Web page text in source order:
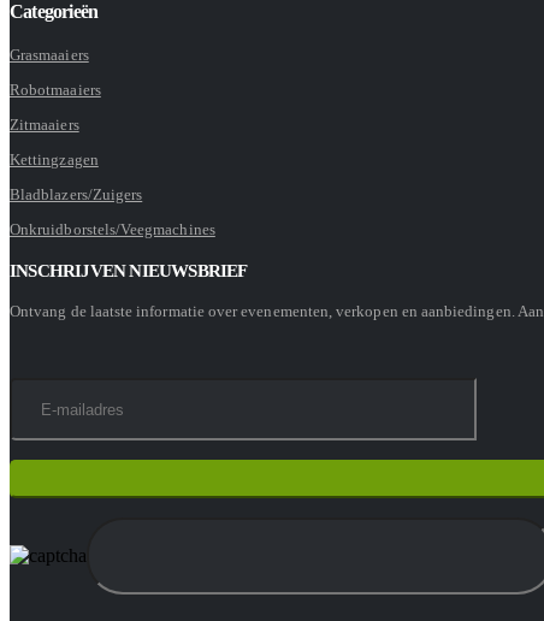
Categorieën
Grasmaaiers
Robotmaaiers
Zitmaaiers
Kettingzagen
Bladblazers/Zuigers
Onkruidborstels/Veegmachines
INSCHRIJVEN NIEUWSBRIEF
Ontvang de laatste informatie over evenementen, verkopen en aanbiedingen.